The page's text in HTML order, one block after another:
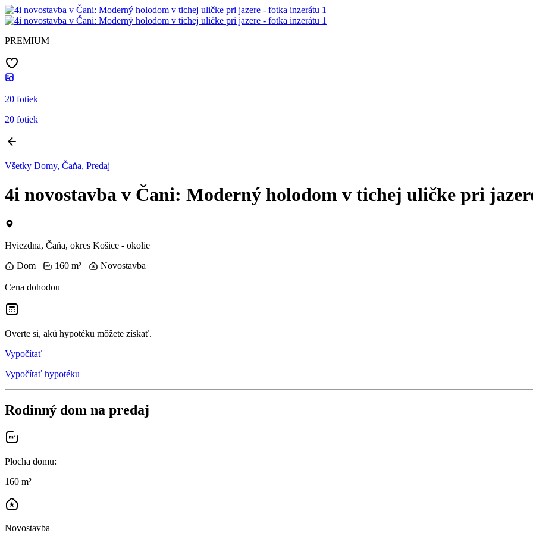
PREMIUM
20 fotiek
20 fotiek
Všetky Domy, Čaňa, Predaj
4i novostavba v Čani: Moderný holodom v tichej uličke pri
Hviezdna, Čaňa, okres Košice - okolie
Dom
160 m² Novostavba
Cena dohodou
Overte si, akú hypotéku môžete získať.
Vypočítať
Vypočítať hypotéku
Rodinný dom na predaj
Plocha domu:
160 m²
Novostavba